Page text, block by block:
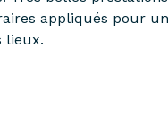
appliqués pour
lieux.